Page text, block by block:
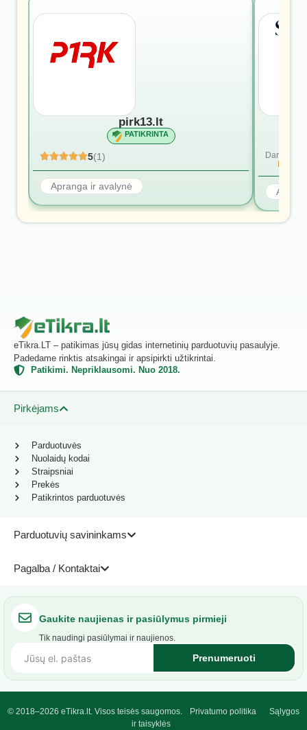
pirk13.lt
PATIKRINTA
5(1)
Apranga ir avalynė
Dar nėra
eTikra.LT – patikimas jūsų gidas internetinių parduotuvių pasaulyje.
Padedame rinktis atsakingai ir apsipirkti užtikrintai.
Patikimi. Nepriklausomi. Nuo 2018.
Pirkėjams
Parduotuvių savininkams
Pagalba / Kontaktai
Parduotuvės
Nuolaidų kodai
Straipsniai
Prekės
Patikrintos parduotuvės
Gaukite naujienas ir pasiūlymus pirmieji
Tik naudingi pasiūlymai ir naujienos.
Prenumeruoti
© 2018–2026 eTikra.lt. Visos teisės saugomos. Privatumo politika
Sąlygos
ir taisyklės